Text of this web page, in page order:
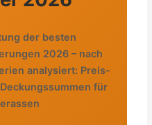
der besten
2026 – nach
analysiert: Preis-
für